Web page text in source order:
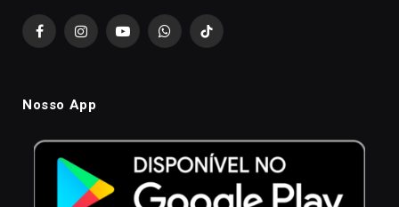
FacebookInstagramYouTubeWhatsAppTikTok
Nosso App